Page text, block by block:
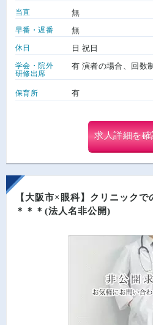
当直 無
早番・遅番 無
休日 日 祝日
学会・院外
研修出席
有 演者の場合、回数
保育所 有
求人詳細を確
【大阪市×眼科】クリニックで
＊＊＊(法人名非公開)